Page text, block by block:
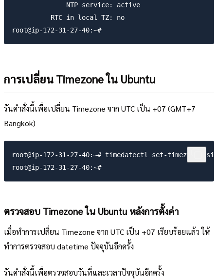
              NTP service: active
          RTC in local TZ: no
การเปลี่ยน Timezone ใน Ubuntu
รันคำสั่งนี้เพื่อเปลี่ยน Timezone จาก UTC เป็น +07 (GMT+7
Bangkok)
root@ip-172-31-27-40:~# timedatectl set-timezone
ตรวจสอบ Timezone ใน Ubuntu หลังการตั้งค่า
เมื่อทำการเปลี่ยน Timezone จาก UTC เป็น +07 เรียบร้อยแล้ว ให้
ทำการตรวจสอบ datetime ปัจจุบันอีกครั้ง
รันคำสั่งนี้เพื่อตรวจสอบวันที่และเวลาปัจจุบันอีกครั้ง